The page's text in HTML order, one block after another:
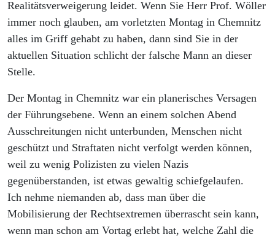
Realitätsverweigerung leidet. Wenn Sie Herr Prof. Wöller
immer noch glauben, am vorletzten Montag in Chemnitz
alles im Griff gehabt zu haben, dann sind Sie in der
aktuellen Situation schlicht der falsche Mann an dieser
Stelle.
Der Montag in Chemnitz war ein planerisches Versagen
der Führungsebene. Wenn an einem solchen Abend
Ausschreitungen nicht unterbunden, Menschen nicht
geschützt und Straftaten nicht verfolgt werden können,
weil zu wenig Polizisten zu vielen Nazis
gegenüberstanden, ist etwas gewaltig schiefgelaufen.
Ich nehme niemanden ab, dass man über die
Mobilisierung der Rechtsextremen überrascht sein kann,
wenn man schon am Vortag erlebt hat, welche Zahl die